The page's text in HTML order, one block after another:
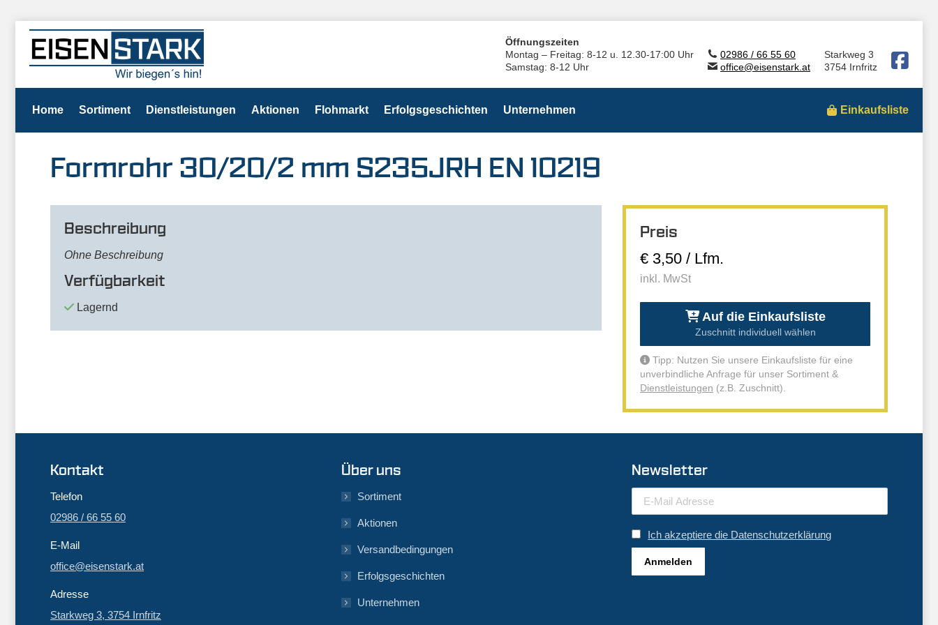
Öffnungszeiten
Montag – Freitag: 8-12 u. 12.30-17:00 Uhr
Samstag: 8-12 Uhr
02986 / 66 55 60
office@eisenstark.at
Starkweg 3
3754 Irnfritz
Home Sortiment Dienstleistungen Aktionen Flohmarkt Erfolgsgeschichten Unternehmen Einkaufsliste
Formrohr 30/20/2 mm S235JRH EN 10219
Beschreibung
Ohne Beschreibung
Verfügbarkeit
Lagernd
Preis
€ 3,50 / Lfm.
inkl. MwSt
Auf die Einkaufsliste
Zuschnitt individuell wählen
Tipp: Nutzen Sie unsere Einkaufsliste für eine
unverbindliche Anfrage für unser Sortiment &
Dienstleistungen (z.B. Zuschnitt).
Kontakt
Telefon
02986 / 66 55 60
E-Mail
office@eisenstark.at
Adresse
Starkweg 3, 3754 Irnfritz
Über uns
Sortiment
Aktionen
Versandbedingungen
Erfolgsgeschichten
Unternehmen
Newsletter
Ich akzeptiere die Datenschutzerklärung